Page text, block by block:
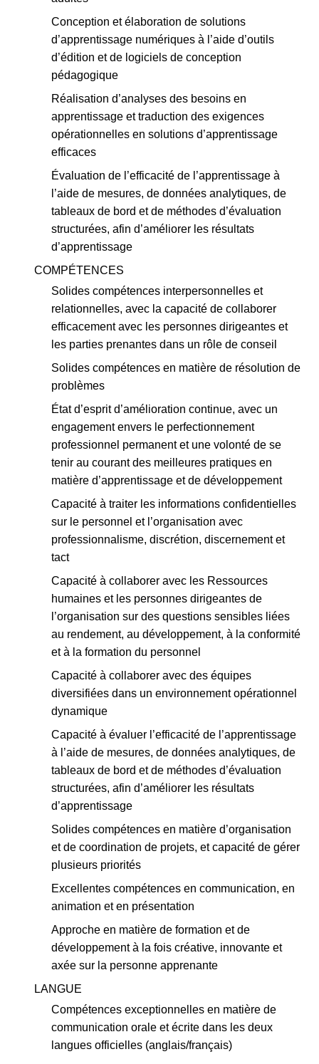
Conception et élaboration de solutions
d’apprentissage numériques à l’aide d’outils
d’édition et de logiciels de conception
pédagogique
Réalisation d’analyses des besoins en
apprentissage et traduction des exigences
opérationnelles en solutions d’apprentissage
efficaces
Évaluation de l’efficacité de l’apprentissage à
l’aide de mesures, de données analytiques, de
tableaux de bord et de méthodes d’évaluation
structurées, afin d’améliorer les résultats
d’apprentissage
COMPÉTENCES
Solides compétences interpersonnelles et
relationnelles, avec la capacité de collaborer
efficacement avec les personnes dirigeantes et
les parties prenantes dans un rôle de conseil
Solides compétences en matière de résolution de
problèmes
État d’esprit d’amélioration continue, avec un
engagement envers le perfectionnement
professionnel permanent et une volonté de se
tenir au courant des meilleures pratiques en
matière d’apprentissage et de développement
Capacité à traiter les informations confidentielles
sur le personnel et l’organisation avec
professionnalisme, discrétion, discernement et
tact
Capacité à collaborer avec les Ressources
humaines et les personnes dirigeantes de
l’organisation sur des questions sensibles liées
au rendement, au développement, à la conformité
et à la formation du personnel
Capacité à collaborer avec des équipes
diversifiées dans un environnement opérationnel
dynamique
Capacité à évaluer l’efficacité de l’apprentissage
à l’aide de mesures, de données analytiques, de
tableaux de bord et de méthodes d’évaluation
structurées, afin d’améliorer les résultats
d’apprentissage
Solides compétences en matière d’organisation
et de coordination de projets, et capacité de gérer
plusieurs priorités
Excellentes compétences en communication, en
animation et en présentation
Approche en matière de formation et de
développement à la fois créative, innovante et
axée sur la personne apprenante
LANGUE
Compétences exceptionnelles en matière de
communication orale et écrite dans les deux
langues officielles (anglais/français)